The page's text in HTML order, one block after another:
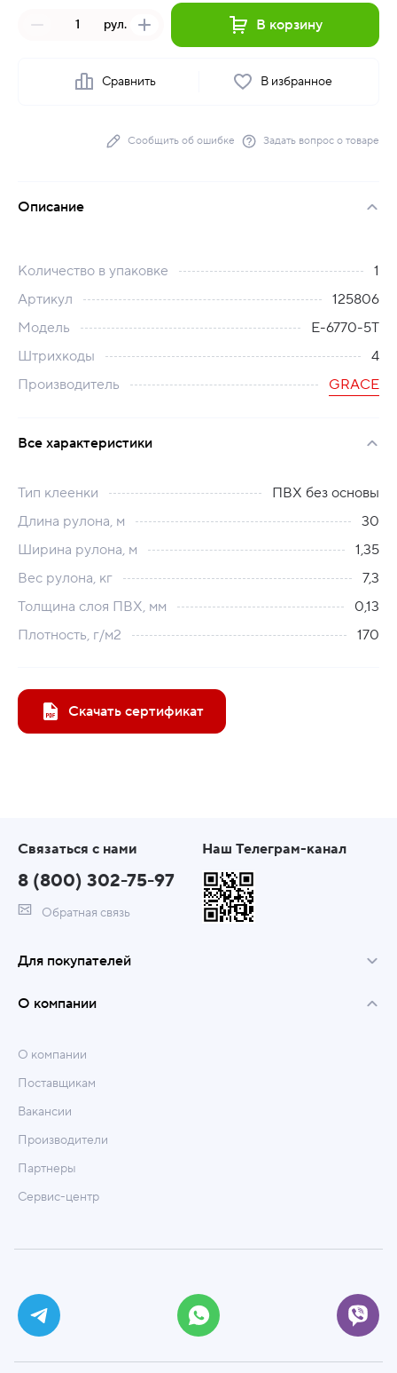
рул. В корзину
Сравнить В избранное
Сообщить об ошибке Задать вопрос о товаре
Описание
Количество в упаковке
1
Артикул
125806
Модель
E-6770-5T
Штрихкоды
4
Производитель
GRACE
Все характеристики
Тип клеенки
ПВХ без основы
Длина рулона, м
30
Ширина рулона, м
1,35
Вес рулона, кг
7,3
Толщина слоя ПВХ, мм
0,13
Плотность, г/м2
170
Скачать сертификат
Связаться с нами
8 (800) 302-75-97
Обратная связь
Наш Телеграм-канал
Для покупателей
О компании
О компании
Поставщикам
Вакансии
Производители
Партнеры
Сервис-центр